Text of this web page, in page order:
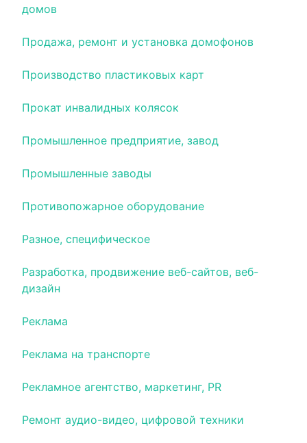
домов
Продажа, ремонт и установка домофонов
Производство пластиковых карт
Прокат инвалидных колясок
Промышленное предприятие, завод
Промышленные заводы
Противопожарное оборудование
Разное, специфическое
Разработка, продвижение веб-сайтов, веб-
дизайн
Реклама
Реклама на транспорте
Рекламное агентство, маркетинг, PR
Ремонт аудио-видео, цифровой техники